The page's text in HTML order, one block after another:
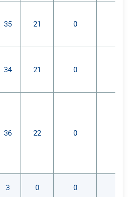
35 21 0
34 21 0
36 22 0
3 0 0